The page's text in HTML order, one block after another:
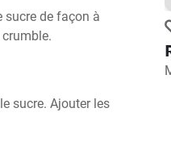
sucre de façon à
sucre. Ajouter les